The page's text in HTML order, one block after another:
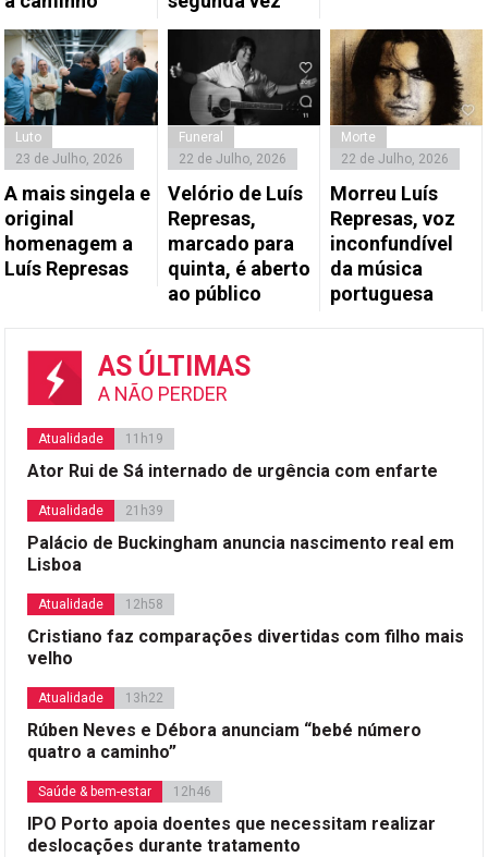
Luto
23 de Julho, 2026
A mais singela e
original
homenagem a
Luís Represas
Funeral
22 de Julho, 2026
Velório de Luís
Represas,
marcado para
quinta, é aberto
ao público
Morte
22 de Julho, 2026
Morreu Luís
Represas, voz
inconfundível
da música
portuguesa
AS ÚLTIMAS
A NÃO PERDER
Atualidade 11h19
Ator Rui de Sá internado de urgência com enfarte
Atualidade 21h39
Palácio de Buckingham anuncia nascimento real em
Lisboa
Atualidade 12h58
Cristiano faz comparações divertidas com filho mais
velho
Atualidade 13h22
Rúben Neves e Débora anunciam “bebé número
quatro a caminho”
Saúde & bem-estar 12h46
IPO Porto apoia doentes que necessitam realizar
deslocações durante tratamento